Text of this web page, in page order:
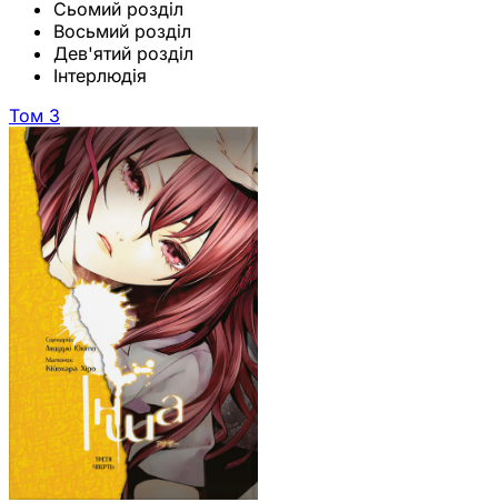
Сьомий розділ
Восьмий розділ
Дев'ятий розділ
Інтерлюдія
Том 3